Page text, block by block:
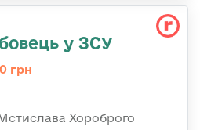
у ЗСУ
грн
Хороброго